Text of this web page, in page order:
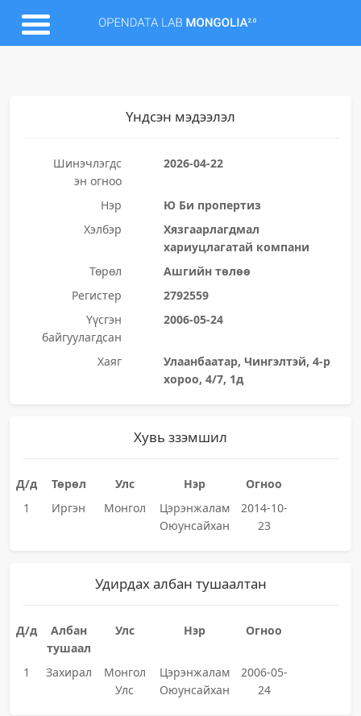
Үндсэн мэдээлэл
Шинэчлэгдс
эн огноо
2026-04-22
Нэр
Ю Би пропертиз
Хэлбэр
Хязгаарлагдмал
хариуцлагатай компани
Төрөл
Ашгийн төлөө
Регистер
2792559
Үүсгэн
байгуулагдсан
2006-05-24
Хаяг
Улаанбаатар, Чингэлтэй, 4-р
хороо, 4/7, 1д
Хувь ззэмшил
Д/д Төрөл Улс Нэр
Огноо
1
Иргэн Монгол
Цэрэнжалам
Оюунсайхан
2014-10-
23
Удирдах албан тушаалтан
Д/д
Албан
тушаал
Улс Нэр Огноо
1 Захирал
Монгол
Улс
Цэрэнжалам
Оюунсайхан
2006-05-
24